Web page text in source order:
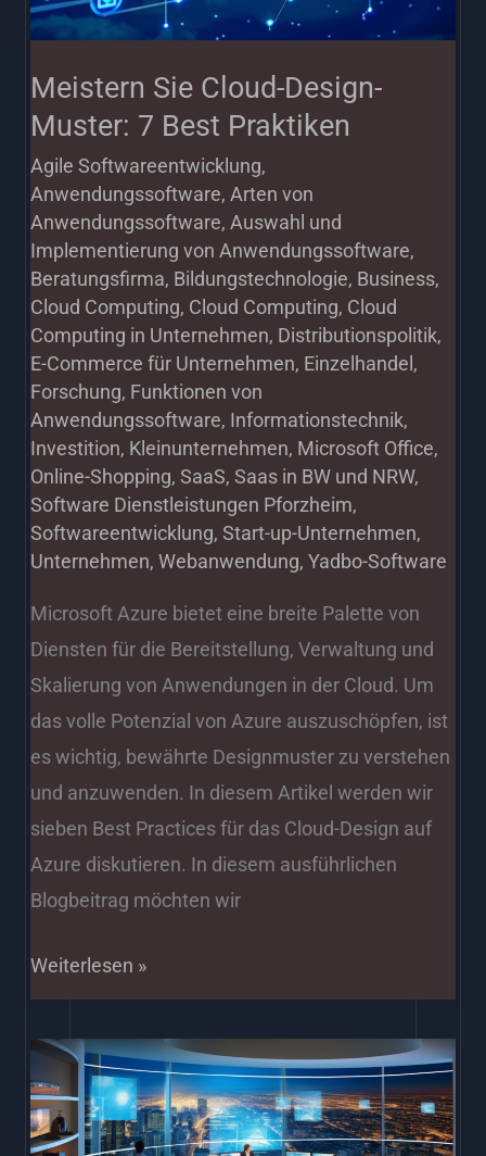
Meistern Sie Cloud-Design-
Muster: 7 Best Praktiken
Agile Softwareentwicklung,
Anwendungssoftware,Arten von
Anwendungssoftware,Auswahl und
Implementierung von Anwendungssoftware,
Beratungsfirma, Bildungstechnologie, Business,
Cloud Computing, Cloud Computing, Cloud
Computing in Unternehmen, Distributionspolitik,
E-Commerce für Unternehmen, Einzelhandel,
Forschung, Funktionen von
Anwendungssoftware, Informationstechnik,
Investition, Kleinunternehmen, Microsoft Office,
Online-Shopping,SaaS,Saas in BW und NRW,
Software Dienstleistungen Pforzheim,
Softwareentwicklung,Start-up-Unternehmen,
Unternehmen,Webanwendung,Yadbo-Software
Microsoft Azure bietet eine breite Palette von
Diensten für die Bereitstellung, Verwaltung und
Skalierung von Anwendungen in der Cloud. Um
das volle Potenzial von Azure auszuschöpfen, ist
es wichtig, bewährte Designmuster zu verstehen
und anzuwenden. In diesem Artikel werden wir
sieben Best Practices für das Cloud-Design auf
Azure diskutieren. In diesem ausführlichen
Blogbeitrag möchten wir
Weiterlesen »
KI
und
Predictive